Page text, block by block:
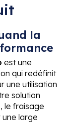
la
est une
qui redéfinit
une utilisation
solution
le fraisage
large